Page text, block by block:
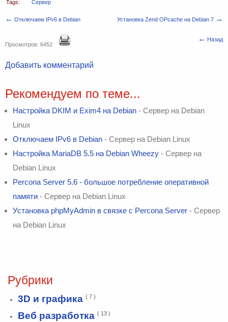
Tags: Сервер
← Отключаем IPv6 в Debian Установка Zend OPcache на Debian 7 →
Просмотров: 6452
← Назад
Добавить комментарий
Рекомендуем по теме...
Настройка DKIM и Exim4 на Debian - Сервер на Debian
Linux
Отключаем IPv6 в Debian - Сервер на Debian Linux
Настройка MariaDB 5.5 на Debian Wheezy - Сервер на
Debian Linux
Percona Server 5.6 - большое потребление оперативной
памяти - Сервер на Debian Linux
Установка phpMyAdmin в связке с Percona Server - Сервер
на Debian Linux
Рубрики
3D и графика ( 7 )
Веб разработка ( 13 )